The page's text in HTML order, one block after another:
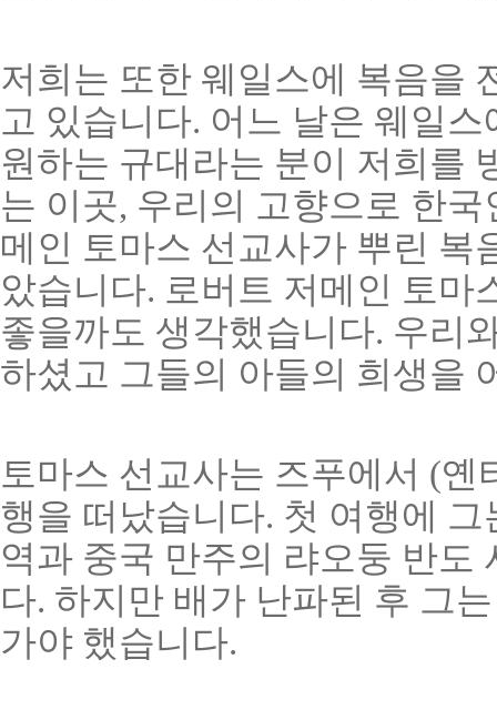
저희는 또한 웨일스에 복음을
고 있습니다. 어느 날은 웨일
원하는 규대라는 분이 저희를
는 이곳, 우리의 고향으로 한
메인 토마스 선교사가 뿌린 복
았습니다. 로버트 저메인 토마
좋을까도 생각했습니다. 우리
하셨고 그들의 아들의 희생을
토마스 선교사는 즈푸에서 (
행을 떠났습니다. 첫 여행에
역과 중국 만주의 랴오둥 반도
다. 하지만 배가 난파된 후 그
가야 했습니다.